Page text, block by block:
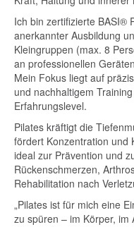
Ich bin zertifizierte BASI®
anerkannter Ausbildung
Kleingruppen (max. 8
an professionellen
Mein Fokus liegt auf
und nachhaltigem
Erfahrungslevel.
Pilates kräftigt die
fördert Konzentration und
ideal zur Prävention und
Rückenschmerzen,
Rehabilitation nach
„Pilates ist für mich eine
zu spüren – im Körper, im